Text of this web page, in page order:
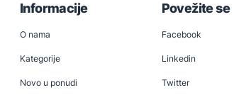
Informacije
O nama
Kategorije
Novo u ponudi
Povežite se
Facebook
Linkedin
Twitter